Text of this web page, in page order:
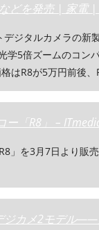
どを発売 | 家電
ジタルカメラの
5倍ズームのコン
はR8が5万円前後、
「R8」 –
」を3月7日より販
ジカメ2モデル